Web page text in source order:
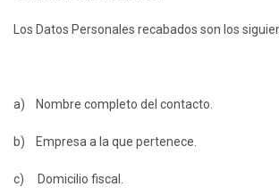
Los Datos Personales recabados son los
a) Nombre completo del contacto.
b) Empresa a la que pertenece.
c) Domicilio fiscal.